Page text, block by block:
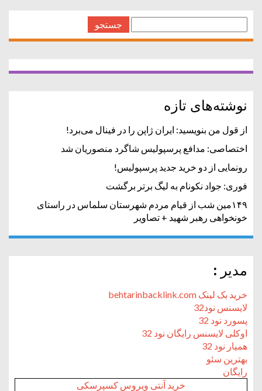
برای:
نوشته‌های تازه
از قول من بنویسید: ایران ژاپن را در فینال می‌برد!
اختصاصی: مدافع پرسپولیس شاگرد منصوریان شد
رونمایی از دو خرید جدید پرسپولیس!
فوری: جواد نکونام به لیگ برتر برگشت
۱۴۹مین شب از قیام مردم شهرستان سلماس در راستای
خونخواهی رهبر شهید + تصاویر
مدیر :
خرید بک لینک behtarinbacklink.com
لایسنس نود32
پسورد نود 32
اوکلی لایسنس رایگان نود 32
همیار نود 32
بهترین سئو
رایگان
خرید آنتی ویروس کسپرسکی